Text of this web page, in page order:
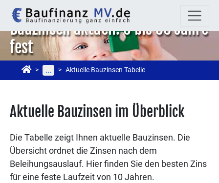
Bauzinsen aktuell: 5 bis 30 Jahre
fest
... Aktuelle Bauzinsen Tabelle
Aktuelle Bauzinsen im Überblick
Die Tabelle zeigt Ihnen aktuelle Bauzinsen. Die
Übersicht ordnet die Zinsen nach dem
Beleihungsauslauf. Hier finden Sie den besten Zins
für eine feste Laufzeit von 10 Jahren.